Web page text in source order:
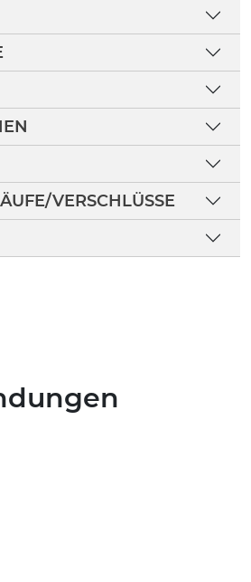
VERSCHLÜSSE